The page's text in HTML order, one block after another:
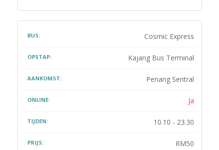
Cosmic Express
Kajang Bus Terminal
Penang Sentral
Ja
10.10 - 23.30
RM50